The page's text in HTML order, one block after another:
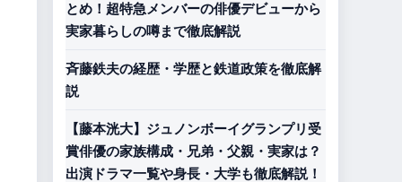
とめ！超特急メンバーの俳優デビューから
実家暮らしの噂まで徹底解説
斉藤鉄夫の経歴・学歴と鉄道政策を徹底解
説
【藤本洸大】ジュノンボーイグランプリ受
賞俳優の家族構成・兄弟・父親・実家は？
出演ドラマ一覧や身長・大学も徹底解説！